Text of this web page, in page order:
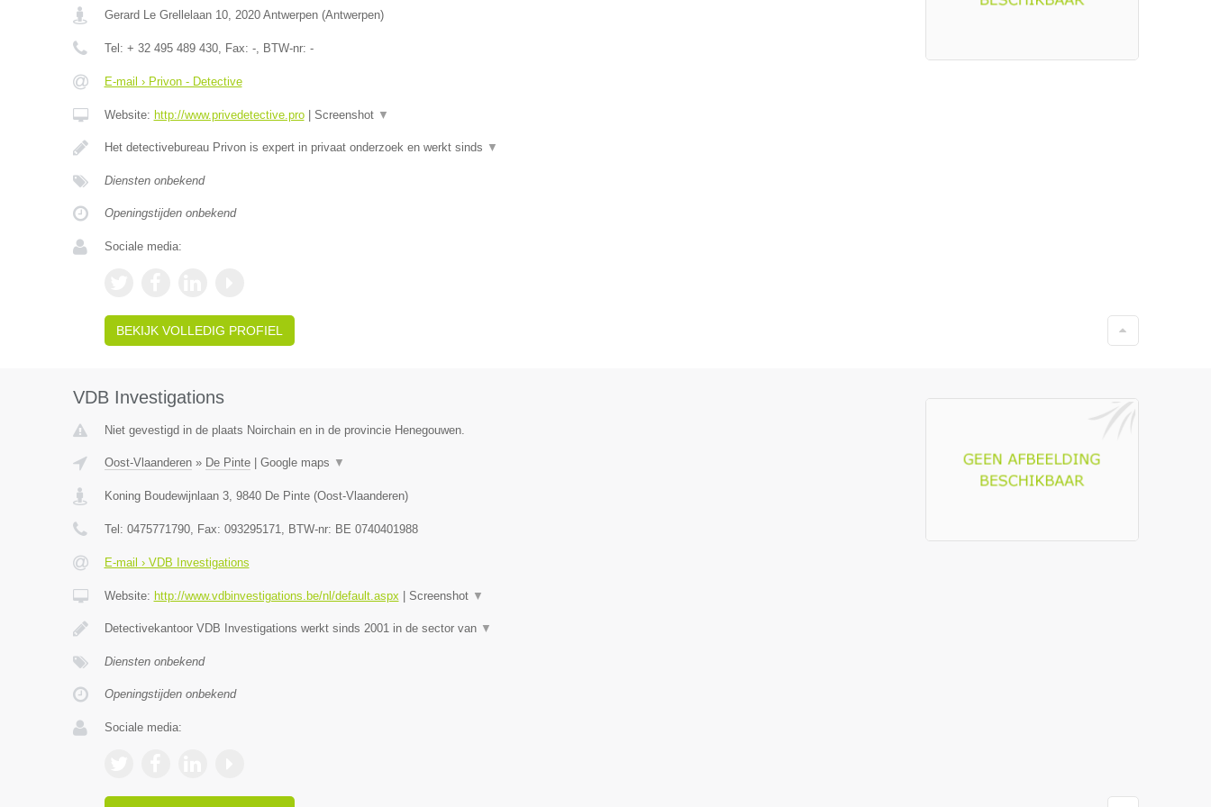
Gerard Le Grellelaan 10, 2020 Antwerpen(Antwerpen)
Tel: + 32 495 489 430, Fax: -, BTW-nr: -
E-mail › Privon - Detective
Website: http://www.privedetective.pro| Screenshot ▼
Het detectivebureau Privon is expert in privaat onderzoek en werkt sinds ▼
Diensten onbekend
Openingstijden onbekend
Sociale media:
BEKIJK VOLLEDIG PROFIEL
VDB Investigations
Niet gevestigd in de plaats Noirchain en in de provincie Henegouwen.
Oost-Vlaanderen» De Pinte| Google maps ▼
Koning Boudewijnlaan 3, 9840 De Pinte(Oost-Vlaanderen)
Tel: 0475771790, Fax: 093295171, BTW-nr: BE 0740401988
E-mail › VDB Investigations
Website: http://www.vdbinvestigations.be/nl/default.aspx Screenshot ▼
Detectivekantoor VDB Investigations werkt sinds 2001 in de sector van ▼
Diensten onbekend
Openingstijden onbekend
Sociale media: